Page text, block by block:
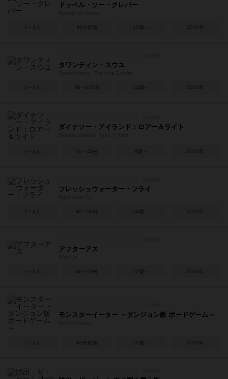
ドッペル・ソー・クレバー
1～4人 30分前後 10歳～ 2019年
タワンティン・スウユ
1～4人 60～120分 14歳～ 2020年
ダイナソー・アイランド：ロアー＆ライト
1～4人 30～45分 8歳～ 2021年
フレッシュウォーター・フライ
1～4人 40～90分 14歳～ 2019年
アフターアス
1～6人 40～60分 12歳～ 2023年
モンスターイーター ～ダンジョン飯 ボードゲーム～
2～5人 45分前後 10歳～ 2022年